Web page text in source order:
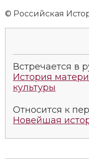
Общественные
Революции и
Религия и церковь
Северная Америка
© Российская
Встречается в
История
культуры
Относится к
Новейшая